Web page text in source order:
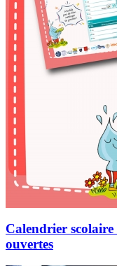
Calendrier scolaire
ouvertes